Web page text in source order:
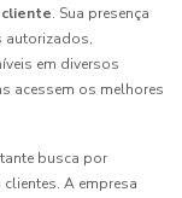
. Sua presença
autorizados,
em diversos
acessem os melhores
busca por
A empresa